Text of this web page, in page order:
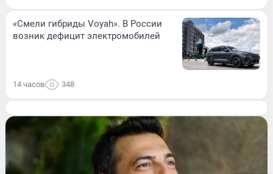
«Смели гибриды Voyah». В России
возник дефицит электромобилей
14 часов 348